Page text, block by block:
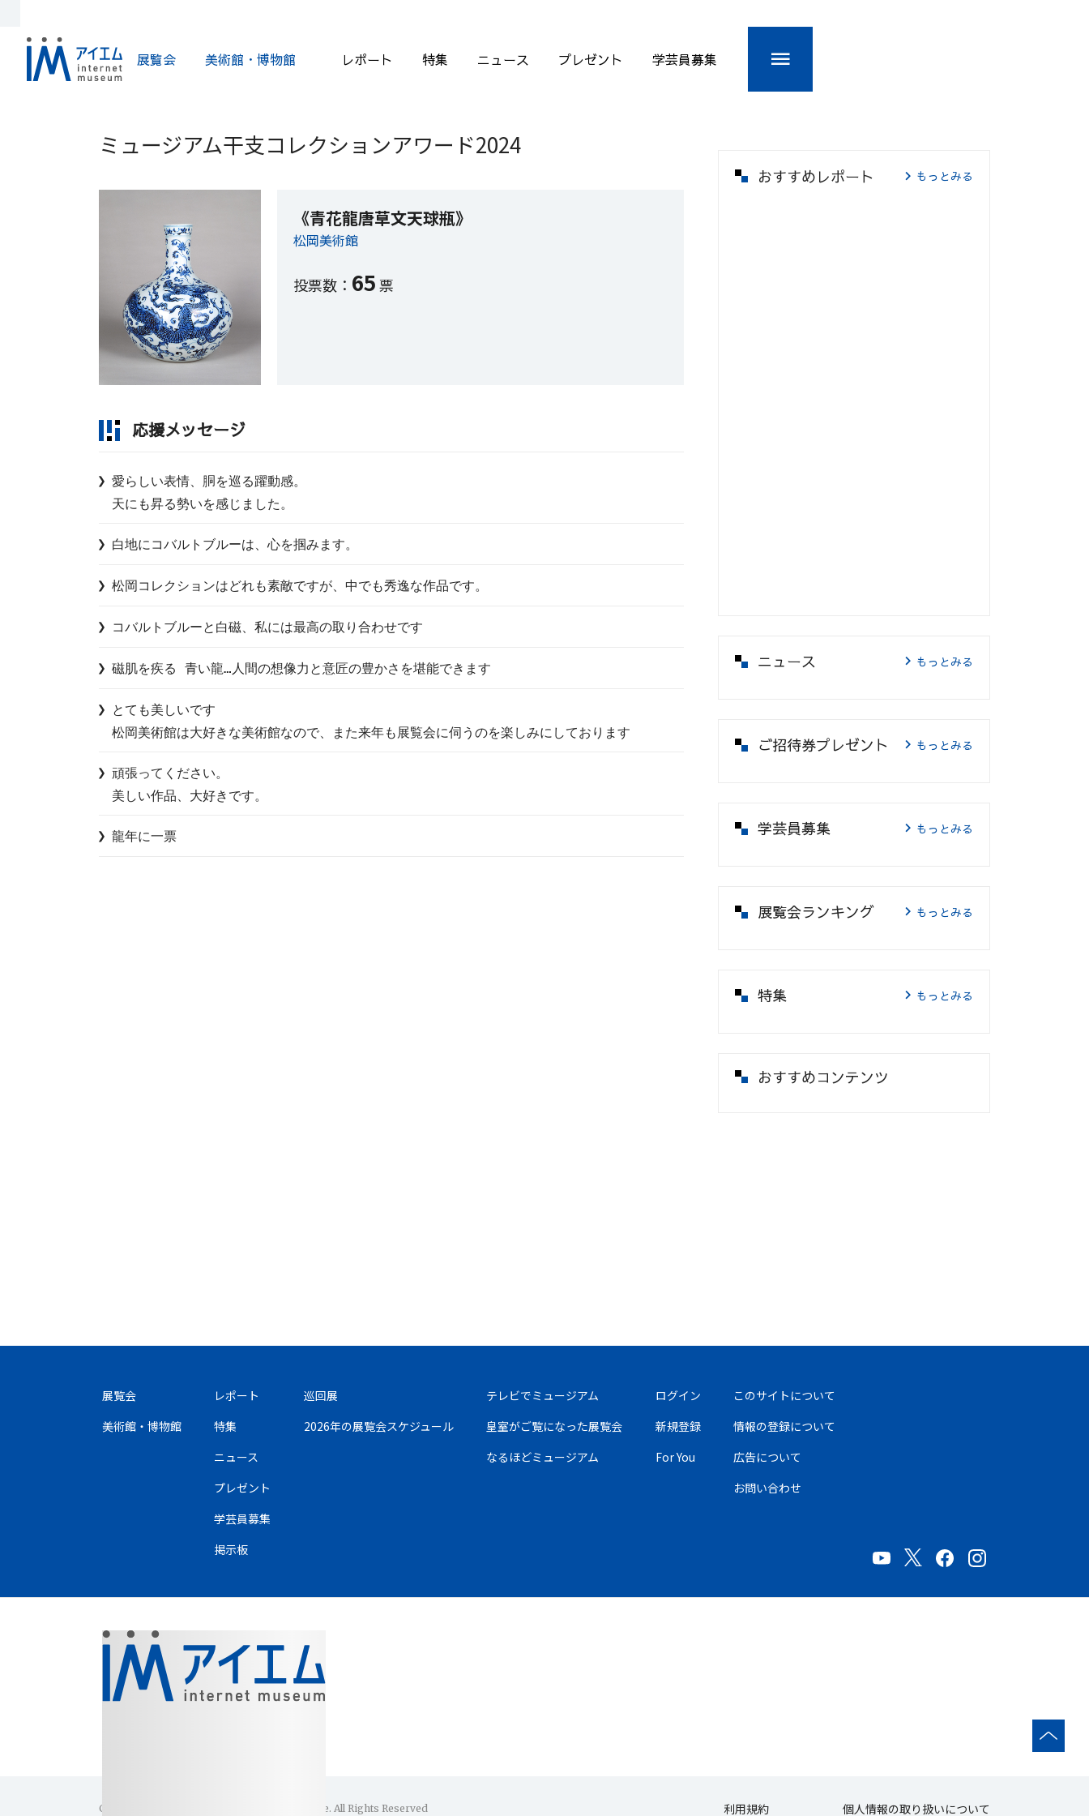
展覧会 美術館・博物館 レポート 特集 ニュース プレゼント 学芸員募集
ミュージアム干支コレクションアワード2024
《青花龍唐草文天球瓶》
松岡美術館
投票数： 65票
応援メッセージ
愛らしい表情、胴を巡る躍動感。
天にも昇る勢いを感じました。
白地にコバルトブルーは、心を掴みます。
松岡コレクションはどれも素敵ですが、中でも秀逸な作品です。
コバルトブルーと白磁、私には最高の取り合わせです
磁肌を疾る 青い龍…人間の想像力と意匠の豊かさを堪能できます
とても美しいです
松岡美術館は大好きな美術館なので、また来年も展覧会に伺うのを楽しみにしております
頑張ってください。
美しい作品、大好きです。
龍年に一票
おすすめレポート もっとみる
ニュース もっとみる
ご招待券プレゼント もっとみる
学芸員募集 もっとみる
展覧会ランキング もっとみる
特集 もっとみる
おすすめコンテンツ
展覧会
美術館・博物館
レポート
特集
ニュース
プレゼント
学芸員募集
掲示板
巡回展
2026年の展覧会スケジュール
テレビでミュージアム
皇室がご覧になった展覧会
なるほどミュージアム
ログイン
新規登録
For You
このサイトについて
情報の登録について
広告について
お問い合わせ
Copyright(C)1996-2026 Internet Museum Office. All Rights Reserved 利用規約 個人情報の取り扱いについて